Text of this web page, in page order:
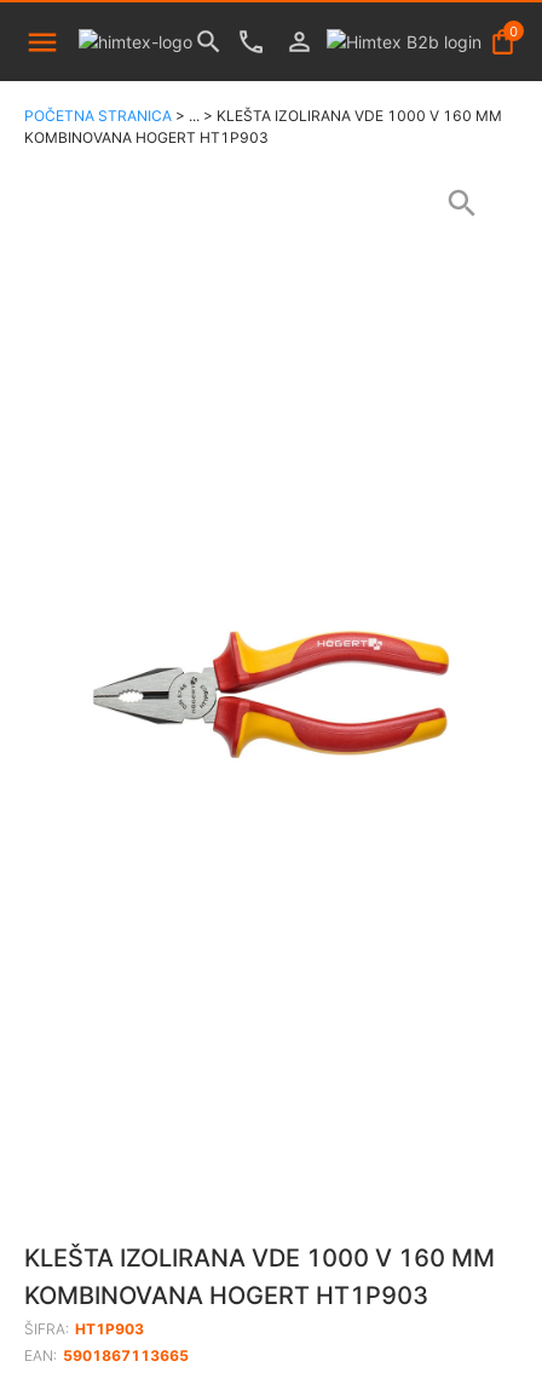
0
POČETNA STRANICA > ... > KLEŠTA IZOLIRANA VDE 1000 V 160 MM
KOMBINOVANA HOGERT HT1P903
KLEŠTA IZOLIRANA VDE 1000 V 160 MM
KOMBINOVANA HOGERT HT1P903
ŠIFRA: HT1P903
EAN: 5901867113665